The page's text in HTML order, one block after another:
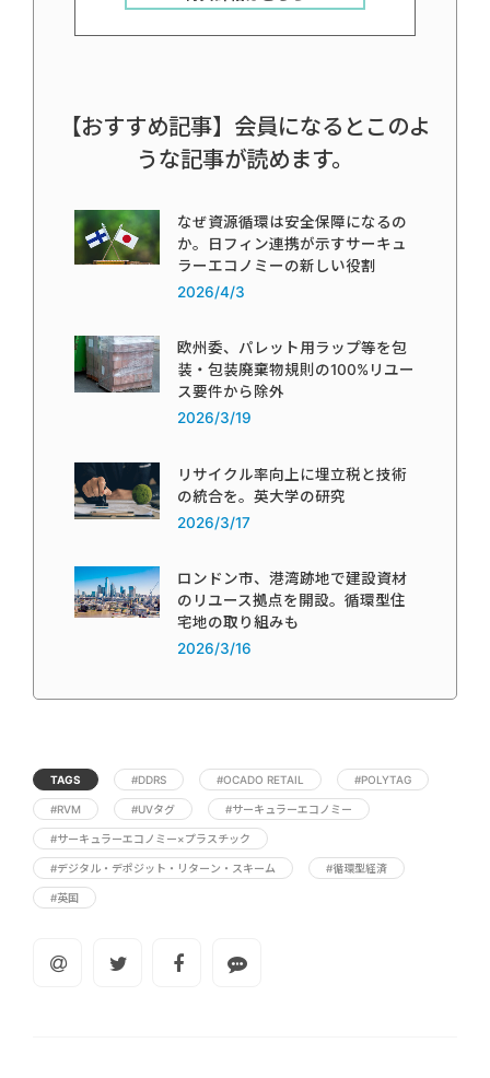
【おすすめ記事】会員になるとこのよ
うな記事が読めます。
なぜ資源循環は安全保障になるの
か。日フィン連携が示すサーキュ
ラーエコノミーの新しい役割
2026/4/3
欧州委、パレット用ラップ等を包
装・包装廃棄物規則の100%リユー
ス要件から除外
2026/3/19
リサイクル率向上に埋立税と技術
の統合を。英大学の研究
2026/3/17
ロンドン市、港湾跡地で建設資材
のリユース拠点を開設。循環型住
宅地の取り組みも
2026/3/16
TAGS #DDRS #OCADO RETAIL #POLYTAG
#RVM #UVタグ #サーキュラーエコノミー
#サーキュラーエコノミー×プラスチック
#デジタル・デポジット・リターン・スキーム #循環型経済
#英国